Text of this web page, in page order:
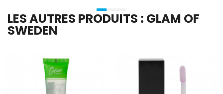
LES AUTRES PRODUITS : GLAM OF
SWEDEN